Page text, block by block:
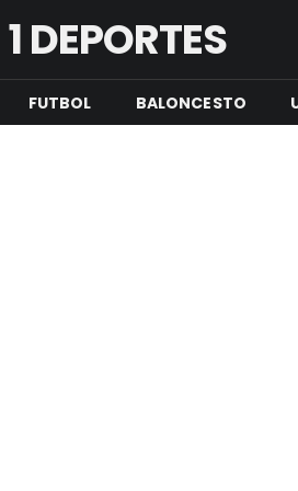
1 DEPORTES
FUTBOL BALONCESTO